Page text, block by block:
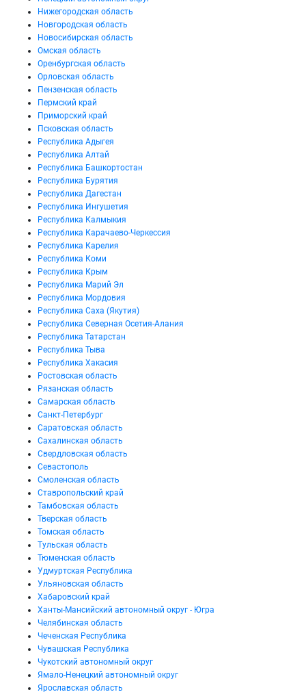
Нижегородская область
Новгородская область
Новосибирская область
Омская область
Оренбургская область
Орловская область
Пензенская область
Пермский край
Приморский край
Псковская область
Республика Адыгея
Республика Алтай
Республика Башкортостан
Республика Бурятия
Республика Дагестан
Республика Ингушетия
Республика Калмыкия
Республика Карачаево-Черкессия
Республика Карелия
Республика Коми
Республика Крым
Республика Марий Эл
Республика Мордовия
Республика Саха (Якутия)
Республика Северная Осетия-Алания
Республика Татарстан
Республика Тыва
Республика Хакасия
Ростовская область
Рязанская область
Самарская область
Санкт-Петербург
Саратовская область
Сахалинская область
Свердловская область
Севастополь
Смоленская область
Ставропольский край
Тамбовская область
Тверская область
Томская область
Тульская область
Тюменская область
Удмуртская Республика
Ульяновская область
Хабаровский край
Ханты-Мансийский автономный округ - Югра
Челябинская область
Чеченская Республика
Чувашская Республика
Чукотский автономный округ
Ямало-Ненецкий автономный округ
Ярославская область